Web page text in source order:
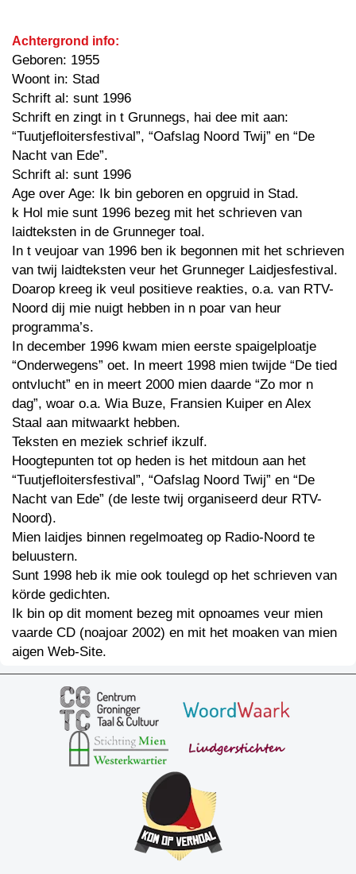
Achtergrond info:
Geboren: 1955
Woont in: Stad
Schrift al: sunt 1996
Schrift en zingt in t Grunnegs, hai dee mit aan:
“Tuutjefloitersfestival”, “Oafslag Noord Twij” en “De
Nacht van Ede”.
Schrift al: sunt 1996
Age over Age: Ik bin geboren en opgruid in Stad.
k Hol mie sunt 1996 bezeg mit het schrieven van
laidteksten in de Grunneger toal.
In t veujoar van 1996 ben ik begonnen mit het schrieven
van twij laidteksten veur het Grunneger Laidjesfestival.
Doarop kreeg ik veul positieve reakties, o.a. van RTV-
Noord dij mie nuigt hebben in n poar van heur
programma’s.
In december 1996 kwam mien eerste spaigelploatje
“Onderwegens” oet. In meert 1998 mien twijde “De tied
ontvlucht” en in meert 2000 mien daarde “Zo mor n
dag”, woar o.a. Wia Buze, Fransien Kuiper en Alex
Staal aan mitwaarkt hebben.
Teksten en meziek schrief ikzulf.
Hoogtepunten tot op heden is het mitdoun aan het
“Tuutjefloitersfestival”, “Oafslag Noord Twij” en “De
Nacht van Ede” (de leste twij organiseerd deur RTV-
Noord).
Mien laidjes binnen regelmoateg op Radio-Noord te
beluustern.
Sunt 1998 heb ik mie ook toulegd op het schrieven van
körde gedichten.
Ik bin op dit moment bezeg mit opnoames veur mien
vaarde CD (noajoar 2002) en mit het moaken van mien
aigen Web-Site.